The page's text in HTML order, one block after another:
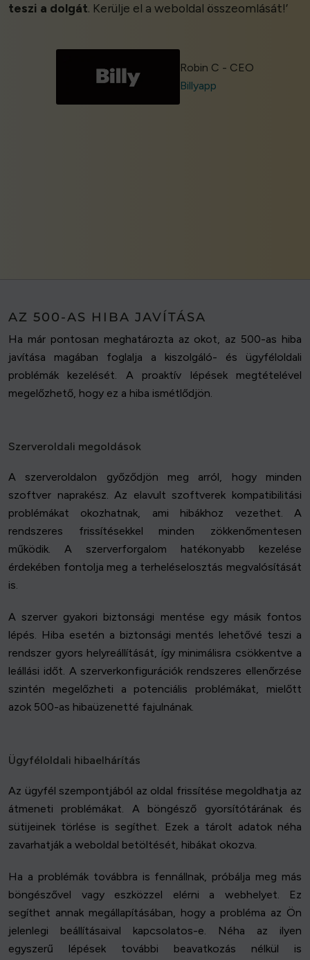
teszi a dolgát. Kerülje el a weboldal összeomlását!’
Robin C - CEO
Billyapp
AZ 500-AS HIBA JAVÍTÁSA
Ha már pontosan meghatározta az okot, az 500-as hiba
javítása magában foglalja a kiszolgáló- és ügyféloldali
problémák kezelését. A proaktív lépések megtételével
megelőzhető, hogy ez a hiba ismétlődjön.
Szerveroldali megoldások
A szerveroldalon győződjön meg arról, hogy minden
szoftver naprakész. Az elavult szoftverek kompatibilitási
problémákat okozhatnak, ami hibákhoz vezethet. A
rendszeres frissítésekkel minden zökkenőmentesen
működik. A szerverforgalom hatékonyabb kezelése
érdekében fontolja meg a terheléselosztás megvalósítását
is.
A szerver gyakori biztonsági mentése egy másik fontos
lépés. Hiba esetén a biztonsági mentés lehetővé teszi a
rendszer gyors helyreállítását, így minimálisra csökkentve a
leállási időt. A szerverkonfigurációk rendszeres ellenőrzése
szintén megelőzheti a potenciális problémákat, mielőtt
azok 500-as hibaüzenetté fajulnának.
Ügyféloldali hibaelhárítás
Az ügyfél szempontjából az oldal frissítése megoldhatja az
átmeneti problémákat. A böngésző gyorsítótárának és
sütijeinek törlése is segíthet. Ezek a tárolt adatok néha
zavarhatják a weboldal betöltését, hibákat okozva.
Ha a problémák továbbra is fennállnak, próbálja meg más
böngészővel vagy eszközzel elérni a webhelyet. Ez
segíthet annak megállapításában, hogy a probléma az Ön
jelenlegi beállításaival kapcsolatos-e. Néha az ilyen
egyszerű lépések további beavatkozás nélkül is